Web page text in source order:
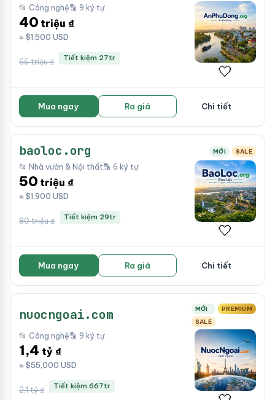
📂 Công nghệ🔡 9 ký tự
40 triệu ₫
≈ $1,500 USD
66 triệu ₫ Tiết kiệm 27tr
🤍
Mua ngay Ra giá Chi tiết
baoloc.org MỚI SALE
📂 Nhà vườn & Nội thất🔡 6 ký tự
50 triệu ₫
≈ $1,900 USD
80 triệu ₫ Tiết kiệm 29tr
🤍
Mua ngay Ra giá Chi tiết
nuocngoai.com MỚI
PREMIUM
SALE
📂 Công nghệ🔡 9 ký tự
1,4 tỷ ₫
≈ $55,000 USD
2,1 tỷ ₫ Tiết kiệm 667tr